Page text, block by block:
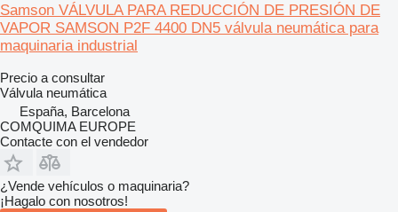
Samson VÁLVULA PARA REDUCCIÓN DE PRESIÓN DE
VAPOR SAMSON P2F 4400 DN5 válvula neumática para
maquinaria industrial
Precio a consultar
Válvula neumática
España, Barcelona
COMQUIMA EUROPE
Contacte con el vendedor
¿Vende vehículos o maquinaria?
¡Hagalo con nosotros!